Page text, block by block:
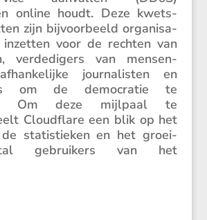
online houdt. Deze kwets­
zijn bijvoor­beeld organi­sa­
voor de rechten van
verde­di­gers van mensen­
journa­listen en
om de democratie te
Om deze mijlpaal te
Cloud­flare een blik op het
de statis­tieken en het groei­
gebrui­kers van het